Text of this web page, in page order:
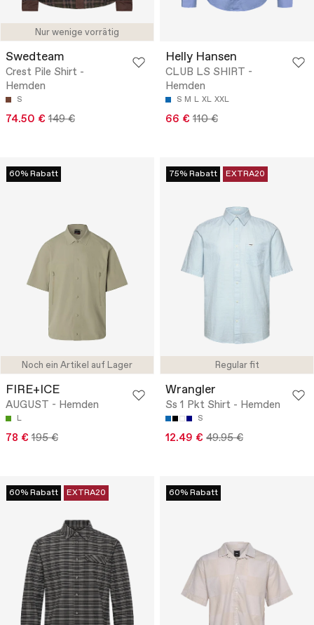
Nur wenige vorrätig
Swedteam
Crest Pile Shirt -
Hemden
S
74.50 € 149 €
Helly Hansen
CLUB LS SHIRT -
Hemden
S M L XL XXL
66 € 110 €
Noch ein Artikel auf Lager
60% Rabatt
FIRE+ICE
AUGUST - Hemden
L
78 € 195 €
Regular fit
75% Rabatt EXTRA20
Wrangler
Ss 1 Pkt Shirt - Hemden
S
12.49 € 49.95 €
60% Rabatt EXTRA20 60% Rabatt